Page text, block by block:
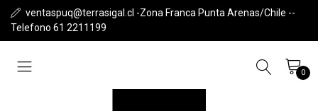
ventaspuq@terrasigal.cl -Zona Franca Punta Arenas/Chile --
Telefono 61 2211199
0